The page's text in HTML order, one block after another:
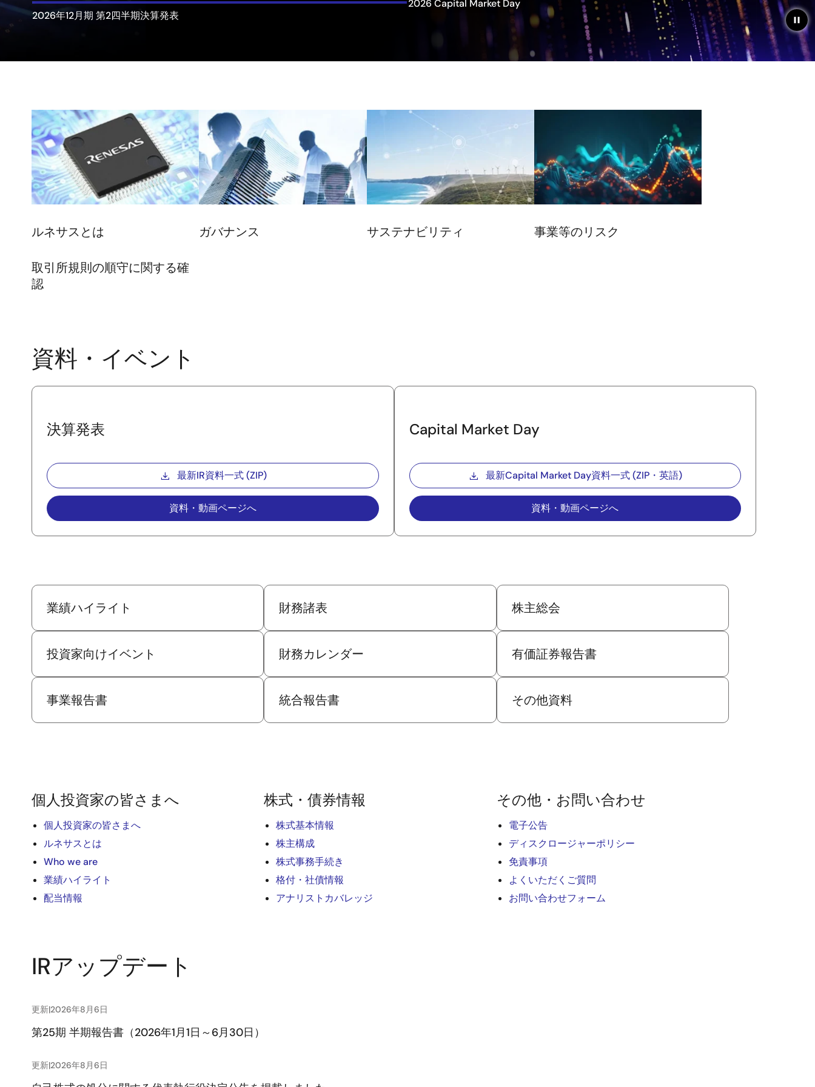
2026年12月期 第2四半期決算発表
2026 Capital Market Day
pause
画
像
ルネサスとは
像
ガバナンス
画
サステナビリティ 事業等のリスク
取引所規則の順守に関する確
認
資料・イベント
決算発表
最新IR資料一式 (ZIP)
資料・動画ページへ
Capital Market Day
最新Capital Market Day資料一式 (ZIP・英語)
資料・動画ページへ
業績ハイライト 財務諸表 株主総会
投資家向けイベント 財務カレンダー 有価証券報告書
事業報告書 統合報告書 その他資料
個人投資家の皆さまへ
個人投資家の皆さまへ
ルネサスとは
Who we are
業績ハイライト
配当情報
株式・債券情報
株式基本情報
株主構成
株式事務手続き
格付・社債情報
アナリストカバレッジ
その他・お問い合わせ
電子公告
ディスクロージャーポリシー
免責事項
よくいただくご質問
お問い合わせフォーム
IRアップデート
更新|2026年8月6日
第25期 半期報告書（2026年1月1日～6月30日）
更新|2026年8月6日